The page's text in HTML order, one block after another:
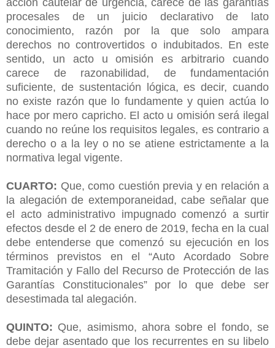
procesales de un juicio declarativo de lato
conocimiento, razón por la que solo ampara
derechos no controvertidos o indubitados. En este
sentido, un acto u omisión es arbitrario cuando
carece de razonabilidad, de fundamentación
suficiente, de sustentación lógica, es decir, cuando
no existe razón que lo fundamente y quien actúa lo
hace por mero capricho. El acto u omisión será ilegal
cuando no reúne los requisitos legales, es contrario a
derecho o a la ley o no se atiene estrictamente a la
normativa legal vigente.
CUARTO: Que, como cuestión previa y en relación a
la alegación de extemporaneidad, cabe señalar que
el acto administrativo impugnado comenzó a surtir
efectos desde el 2 de enero de 2019, fecha en la cual
debe entenderse que comenzó su ejecución en los
términos previstos en el “Auto Acordado Sobre
Tramitación y Fallo del Recurso de Protección de las
Garantías Constitucionales” por lo que debe ser
desestimada tal alegación.
QUINTO: Que, asimismo, ahora sobre el fondo, se
debe dejar asentado que los recurrentes en su libelo